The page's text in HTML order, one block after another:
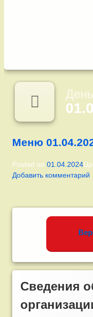
Меню
Posted on 01.04.2024
Добавить комментарий
Левый
Сведения